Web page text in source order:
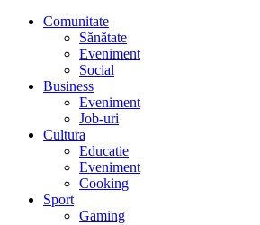
Comunitate
Sănătate
Eveniment
Social
Business
Eveniment
Job-uri
Cultura
Educatie
Eveniment
Cooking
Sport
Gaming